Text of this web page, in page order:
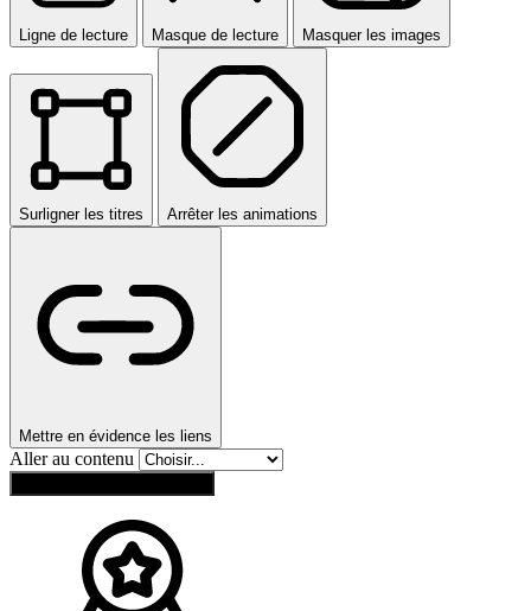
Ligne de lecture Masque de lecture Masquer les images
Surligner les titres Arrêter les animations
Mettre en évidence les liens
Aller au contenu